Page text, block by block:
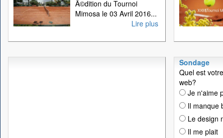
Ã©dition du Tournoi
Mimosa le 03 Avril 2016...
Lire plus
Sondage
Quel est
web?
Je n'aime
Il manque
Le design
Il me plait